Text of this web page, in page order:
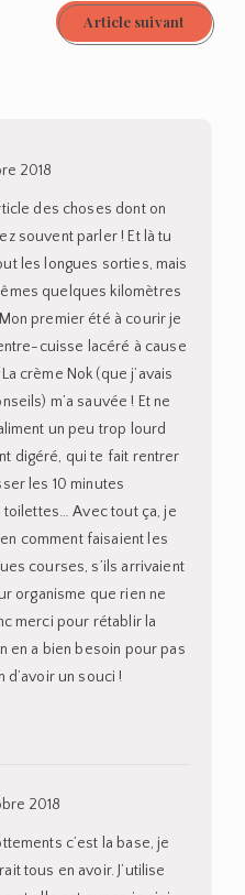
en a bien besoin pour pas
d’avoir un souci !
2018
c’est la base, je
tous en avoir. J’utilise
et elle est super, je n’ai
Après je n’ai pas
de
A part en été avec la
au niveau de tétons
du Smecta pour le
quelques vieux
mais vaut mieux souffrir
jamais vraiment
à part lors d’une
de 2km j’avais
Retour à la maison en
sert de forcer « juste »
même si 2min plus
cet article, je pense